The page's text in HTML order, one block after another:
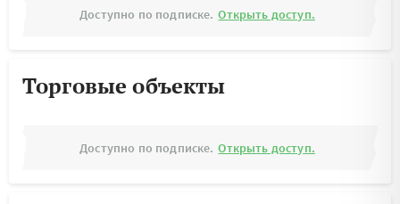
Доступно по подписке. Открыть доступ.
Торговые объекты
Доступно по подписке. Открыть доступ.